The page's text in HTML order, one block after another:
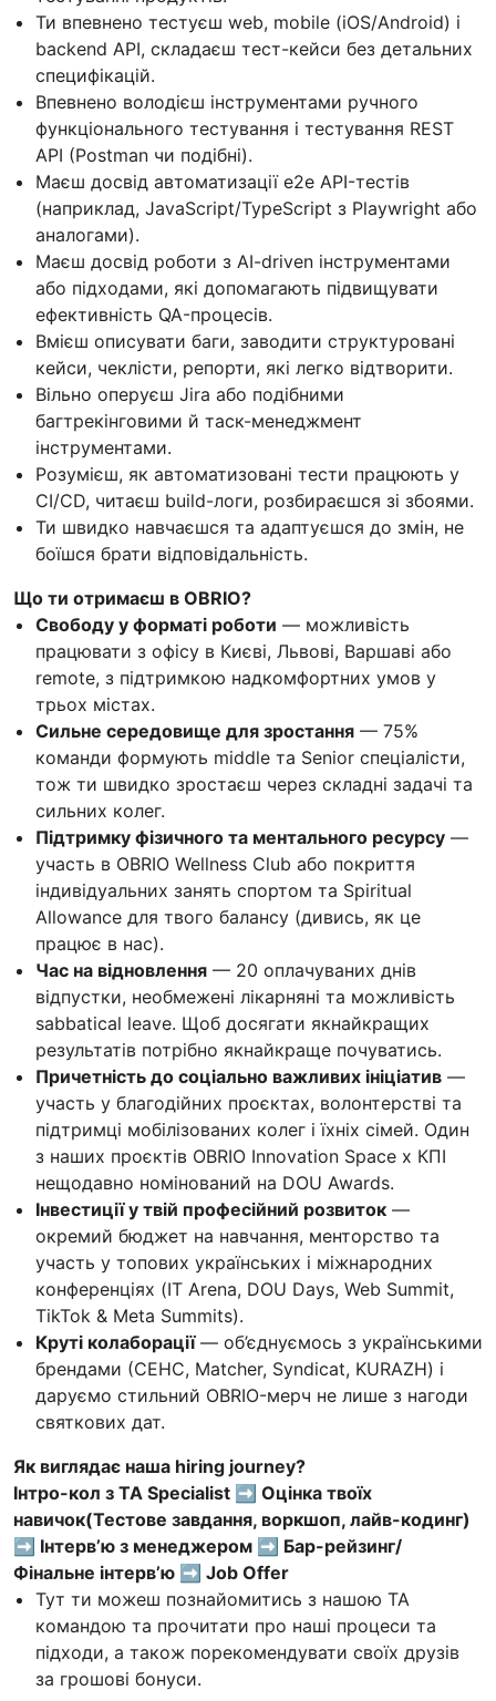
Ти впевнено тестуєш web, mobile (iOS/Android) і
backend API, складаєш тест-кейси без детальних
специфікацій.
Впевнено володієш інструментами ручного
функціонального тестування і тестування REST
API (Postman чи подібні).
Маєш досвід автоматизації e2e API-тестів
(наприклад, JavaScript/TypeScript з Playwright або
аналогами).
Маєш досвід роботи з AI-driven інструментами
або підходами, які допомагають підвищувати
ефективність QA-процесів.
Вмієш описувати баги, заводити структуровані
кейси, чеклісти, репорти, які легко відтворити.
Вільно оперуєш Jira або подібними
багтрекінговими й таск-менеджмент
інструментами.
Розумієш, як автоматизовані тести працюють у
CI/CD, читаєш build-логи, розбираєшся зі збоями.
Ти швидко навчаєшся та адаптуєшся до змін, не
боїшся брати відповідальність.
Що ти отримаєш в OBRIO?
Свободу у форматі роботи — можливість
працювати з офісу в Києві, Львові, Варшаві або
remote, з підтримкою надкомфортних умов у
трьох містах.
Сильне середовище для зростання — 75%
команди формують middle та Senior спеціалісти,
тож ти швидко зростаєш через складні задачі та
сильних колег.
Підтримку фізичного та ментального ресурсу —
участь в OBRIO Wellness Club або покриття
індивідуальних занять спортом та Spiritual
Allowance для твого балансу (дивись, як це
працює в нас).
Час на відновлення — 20 оплачуваних днів
відпустки, необмежені лікарняні та можливість
sabbatical leave. Щоб досягати якнайкращих
результатів потрібно якнайкраще почуватись.
Причетність до соціально важливих ініціатив —
участь у благодійних проєктах, волонтерстві та
підтримці мобілізованих колег і їхніх сімей. Один
з наших проєктів OBRIO Innovation Space x КПІ
нещодавно номінований на DOU Awards.
Інвестиції у твій професійний розвиток —
окремий бюджет на навчання, менторство та
участь у топових українських і міжнародних
конференціях (IT Arena, DOU Days, Web Summit,
TikTok & Meta Summits).
Круті колаборації— об’єднуємось з українськими
брендами (СЕНС, Matcher, Syndicat, KURAZH) і
даруємо стильний OBRIO-мерч не лише з нагоди
святкових дат.
Як виглядає наша hiring journey?
Інтро-кол з TA Specialist ➡️ Оцінка твоїх
навичок(Тестове завдання, воркшоп, лайв-кодинг)
➡️ Інтерв’ю з менеджером ➡️ Бар-рейзинг/
Фінальне інтерв’ю ➡️ Job Offer
Тут ти можеш познайомитись з нашою TA
командою та прочитати про наші процеси та
підходи, а також порекомендувати своїх друзів
за грошові бонуси.